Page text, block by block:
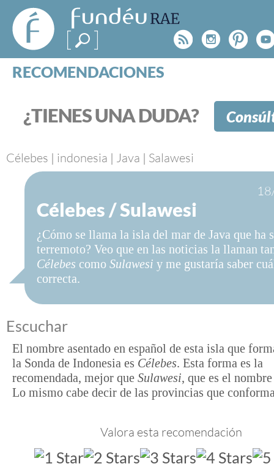
FundéuRAE
- Fundación
del Español
Urgente
Rss
RECOMENDACIONES
CATEGORÍAS
ESPECIALES
BLOG
NOTICIAS
SOBRE LA FUNDÉURAE
FundéuRAE es una fundación patrocinada por la
el buen uso del español en los medios de
Internet.
¿TIENES UNA DUDA?
Célebes | indonesia | Java | Salawesi
Célebes / Sulawesi
¿Cómo se llama la isla del mar de Java que ha
terremoto? Veo que en las noticias la llaman
Célebes como Sulawesi y me gustaría saber
correcta.
Escuchar
El nombre asentado en español de esta isla que
la Sonda de Indonesia es Célebes. Esta forma es la
recomendada, mejor que Sulawesi, que es el
Lo mismo cabe decir de las provincias que
Valora esta recomendación